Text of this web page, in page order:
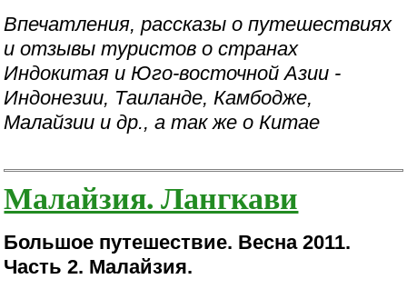
Впечатления, рассказы о путешествиях
и отзывы туристов о странах
Индокитая и Юго-восточной Азии -
Индонезии, Таиланде, Камбодже,
Малайзии и др., а так же о Китае
Малайзия. Лангкави
Большое путешествие. Весна 2011.
Часть 2. Малайзия.